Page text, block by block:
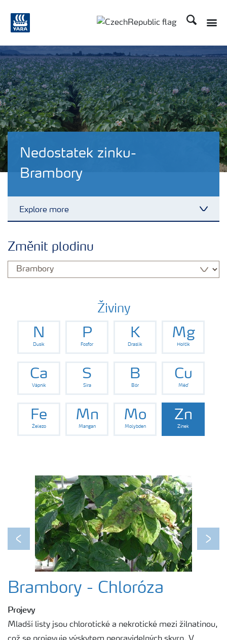
Hledat
Nedostatek zinku-
Brambory
Explore more
Hnojiva
Bezpečnost hnojiv
Dokumenty
Změnit plodinu
Živiny
N
Dusík
P
Fosfor
K
Draslík
Mg
Hořčík
Ca
Vápník
S
Síra
B
Bór
Cu
Měď
Fe
Železo
Mn
Mangan
Mo
Molybden
Zn
Zinek
Previous Next
Brambory - Chloróza
Projevy
Mladší listy jsou chlorotické a nekrotické mezi žilnatinou,